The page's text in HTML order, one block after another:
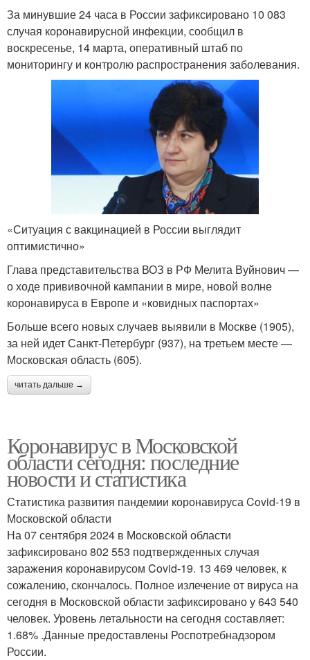
За минувшие 24 часа в России зафиксировано 10 083
случая коронавирусной инфекции, сообщил в
воскресенье, 14 марта, оперативный штаб по
мониторингу и контролю распространения заболевания.
«Ситуация с вакцинацией в России выглядит
оптимистично»
Глава представительства ВОЗ в РФ Мелита Вуйнович —
о ходе прививочной кампании в мире, новой волне
коронавируса в Европе и «ковидных паспортах»
Больше всего новых случаев выявили в Москве (1905),
за ней идет Санкт-Петербург (937), на третьем месте —
Московская область (605).
читать дальше →
Коронавирус в Московской
области сегодня: последние
новости и статистика
Статистика развития пандемии коронавируса Covid-19 в
Московской области
На 07 сентября 2024 в Московской области
зафиксировано 802 553 подтвержденных случая
заражения коронавирусом Covid-19. 13 469 человек, к
сожалению, скончалось. Полное излечение от вируса на
сегодня в Московской области зафиксировано у 643 540
человек. Уровень летальности на сегодня составляет:
1.68% .Данные предоставлены Роспотребнадзором
России.